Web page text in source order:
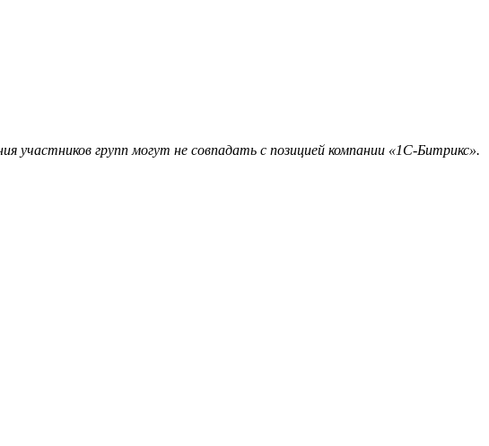
групп могут не совпадать с позицией компании «1С-Битрикс».